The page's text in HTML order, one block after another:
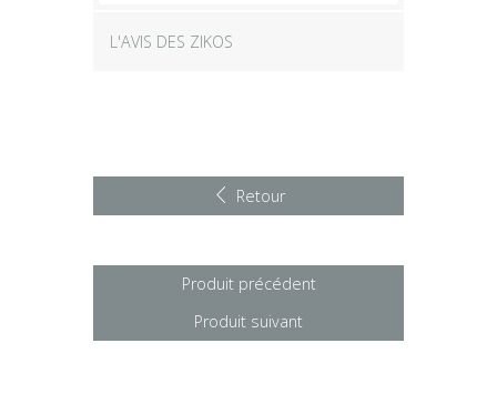
L'AVIS DES ZIKOS
Retour
Produit précédent
Produit suivant